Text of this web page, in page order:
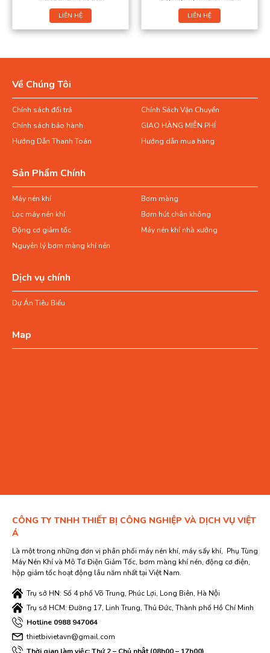
LIÊN HỆ LIÊN HỆ
Về Chúng Tôi
Chính sách đổi trả
Chính Sách Vận Chuyển
Chính sách bảo hành
GIAO HÀNG MIỄN PHÍ
Hướng Dẫn Thanh Toán
Hướng dẫn mua hàng
Sản Phẩm Chính
Máy nén khí
Bơm màng
Lọc máy nén khí
Bơm hút chân không
Động cơ giảm tốc
Máy nén khí nhà xưởng
Nguyên lý bơm màng khí nén
Dịch vụ chính
Dự Án Tiêu Biểu
Map
CÔNG TY TNHH THIẾT BỊ CÔNG NGHIỆP VÀ DỊCH VỤ VIỆT
Á
Là một trong những đơn vị phân phối máy nén khí, máy sấy khí, Phụ Tùng
Máy Nén Khí và Mô Tơ Điện Giảm Tốc, bơm màng khí nén, động cơ điện,
hộp giảm tốc hoạt động lâu năm nhất tại Việt Nam.
Trụ sở HN: Số 4 phố Võ Trung, Phúc Lợi, Long Biên, Hà Nội
Trụ sở HCM: Đường 17, Linh Trung, Thủ Đức, Thành phố Hồ Chí Minh
Hotline 0988 947064
thietbivietavn@gmail.com